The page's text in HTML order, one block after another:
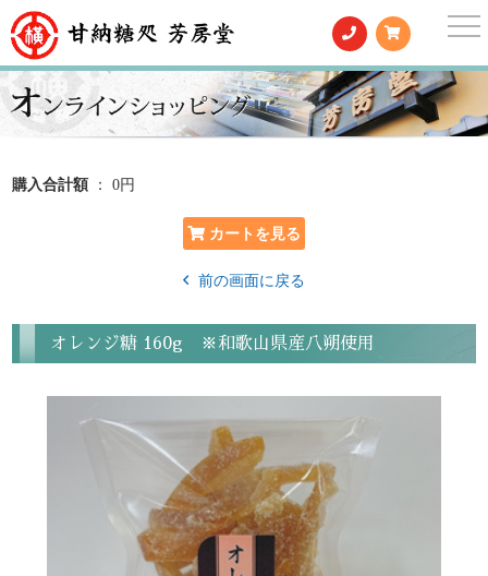
購入合計額 ： 0円
前の画面に戻る
オレンジ糖 160g ※和歌山県産八朔使用